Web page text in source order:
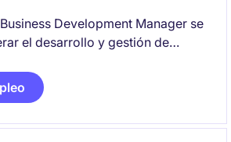
Development Manager se
el desarrollo y gestión de